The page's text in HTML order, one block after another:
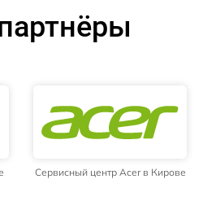
Сервисный центр Acer в Кирове